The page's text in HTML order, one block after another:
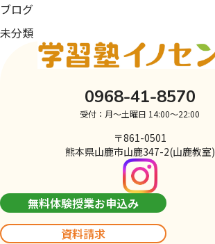
ブログ
未分類
0968-41-8570
受付：月～土曜日 14:00～22:00
〒861-0501
熊本県山鹿市山鹿347-2(山鹿教室)
無料体験授業お申込み
資料請求